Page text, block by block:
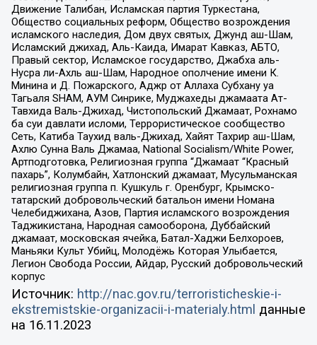
Движение Талибан, Исламская партия Туркестана,
Общество социальных реформ, Общество возрождения
исламского наследия, Дом двух святых, Джунд аш-Шам,
Исламский джихад, Аль-Каида, Имарат Кавказ, АБТО,
Правый сектор, Исламское государство, Джабха аль-
Нусра ли-Ахль аш-Шам, Народное ополчение имени К.
Минина и Д. Пожарского, Аджр от Аллаха Субхану уа
Тагьаля SHAM, АУМ Синрике, Муджахеды джамаата Ат-
Тавхида Валь-Джихад, Чистопольский Джамаат, Рохнамо
ба суи давлати исломи, Террористическое сообщество
Сеть, Катиба Таухид валь-Джихад, Хайят Тахрир аш-Шам,
Ахлю Сунна Валь Джамаа, National Socialism/White Power,
Артподготовка, Религиозная группа “Джамаат “Красный
пахарь”, Колумбайн, Хатлонский джамаат, Мусульманская
религиозная группа п. Кушкуль г. Оренбург, Крымско-
татарский добровольческий батальон имени Номана
Челебиджихана, Азов, Партия исламского возрождения
Таджикистана, Народная самооборона, Дуббайский
джамаат, московская ячейка, Батал-Хаджи Белхороев,
Маньяки Культ Убийц, Молодёжь Которая Улыбается,
Легион Свобода России, Айдар, Русский добровольческий
корпус
Источник: http://nac.gov.ru/terroristicheskie-i-
ekstremistskie-organizacii-i-materialy.html данные
на 16.11.2023